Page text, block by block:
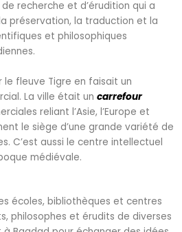
recherche et d’érudition qui a
préservation, la traduction et la
et philosophiques
le fleuve Tigre en faisait un
La ville était un carrefour
reliant l’Asie, l’Europe et
le siège d’une grande variété de
C’est aussi le centre intellectuel
médiévale.
écoles, bibliothèques et centres
philosophes et érudits de diverses